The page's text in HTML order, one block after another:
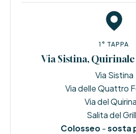
1° TAPPA
Via Sistina,
Via Sistina
Via delle Quattro
Via del
Salita del
Colosseo-sosta